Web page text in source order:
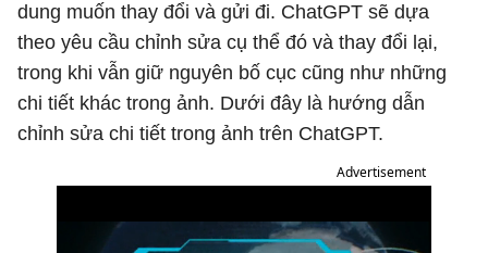
dung muốn thay đổi và gửi đi. ChatGPT sẽ dựa
theo yêu cầu chỉnh sửa cụ thể đó và thay đổi lại,
trong khi vẫn giữ nguyên bố cục cũng như những
chi tiết khác trong ảnh. Dưới đây là hướng dẫn
chỉnh sửa chi tiết trong ảnh trên ChatGPT.
Advertisement